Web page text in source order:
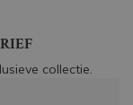
collectie.